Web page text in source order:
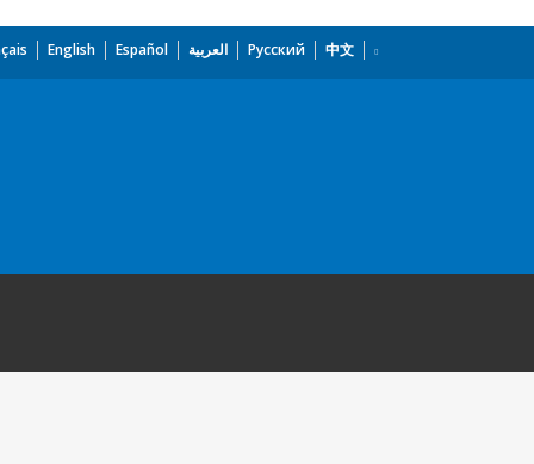
English Español العربية Русский 中文